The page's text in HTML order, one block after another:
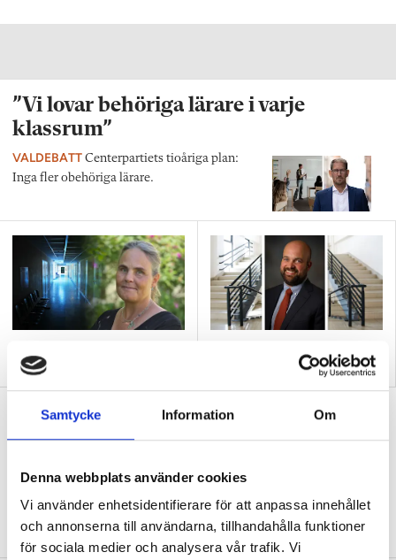
Samtycke Information Om
Denna webbplats använder cookies
Vi använder enhetsidentifierare för att anpassa innehållet
och annonserna till användarna, tillhandahålla funktioner
för sociala medier och analysera vår trafik. Vi
”Vi lovar behöriga lärare i varje
klassrum”
VALDEBATT Centerpartiets tioåriga plan:
Inga fler obehöriga lärare.
pyramid i skolan”
”Hur skolan fungerar blir
tydligt i trappan”
”Vad ska vår tid räcka till på
förskolan?”
damma, snygga upp i hallen, svara i telefon
eller ska jag vara närvarande tillsammans
med barnen?”